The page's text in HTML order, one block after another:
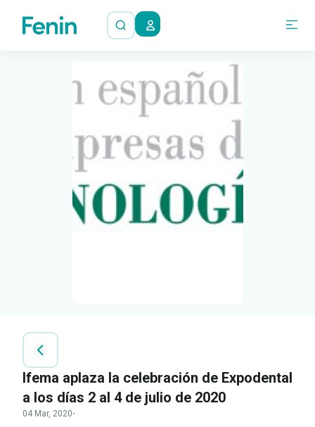
Ifema aplaza la celebración de Expodental
a los días 2 al 4 de julio de 2020
04 Mar, 2020·